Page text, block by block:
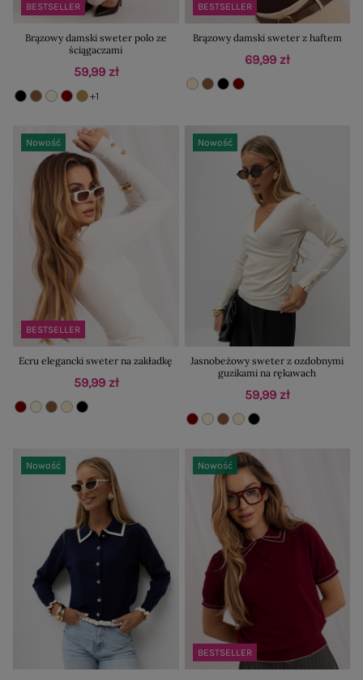
BESTSELLER
Brązowy damski sweter polo ze
ściągaczami
59,99 zł
+1
BESTSELLER
Brązowy damski sweter z haftem
69,99 zł
BESTSELLER
Nowość
Ecru elegancki sweter na zakładkę
59,99 zł
Nowość
Jasnobeżowy sweter z ozdobnymi
guzikami na rękawach
59,99 zł
Nowość
BESTSELLER
Nowość